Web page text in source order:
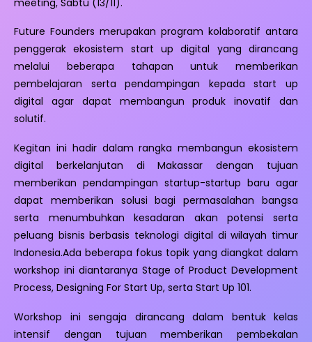
Future Founders merupakan program kolaboratif antara
penggerak ekosistem start up digital yang dirancang
melalui beberapa tahapan untuk memberikan
pembelajaran serta pendampingan kepada start up
digital agar dapat membangun produk inovatif dan
solutif.
Kegitan ini hadir dalam rangka membangun ekosistem
digital berkelanjutan di Makassar dengan tujuan
memberikan pendampingan startup-startup baru agar
dapat memberikan solusi bagi permasalahan bangsa
serta menumbuhkan kesadaran akan potensi serta
peluang bisnis berbasis teknologi digital di wilayah timur
Indonesia.Ada beberapa fokus topik yang diangkat dalam
workshop ini diantaranya Stage of Product Development
Process, Designing For Start Up, serta Start Up 101.
Workshop ini sengaja dirancang dalam bentuk kelas
intensif dengan tujuan memberikan pembekalan